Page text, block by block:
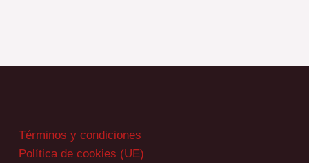
Términos y condiciones
Política de cookies (UE)